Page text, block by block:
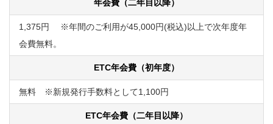
年会費（二年目以降）
1,375円 ※年間のご利用が45,000円(税込)以上で次年度年
会費無料。
ETC年会費（初年度）
無料 ※新規発行手数料として1,100円
ETC年会費（二年目以降）